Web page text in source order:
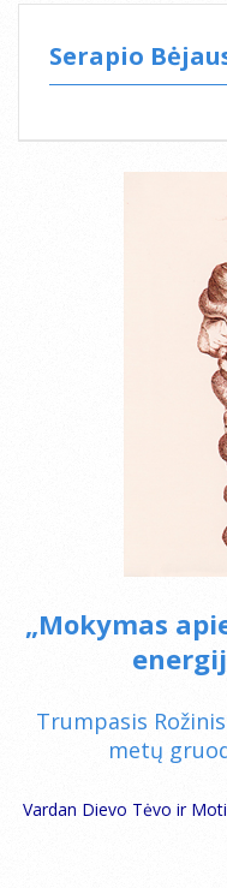
Serapio
„Mokymas
Trumpasis
metų
Vardan Dievo Tėvo ir